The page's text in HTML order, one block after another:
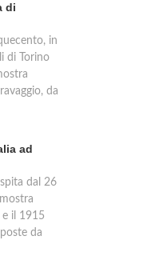
di
in
di Torino
da
ad
dal 26
il 1915
da